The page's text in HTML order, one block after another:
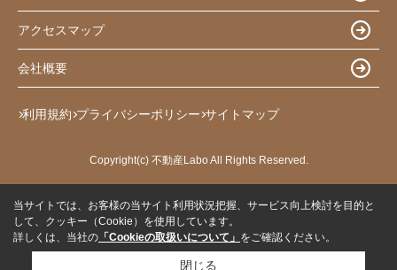
アクセスマップ
会社概要
利用規約 プライバシーポリシー サイトマップ
Copyright(c) 不動産Labo All Rights Reserved.
当サイトでは、お客様の当サイト利用状況把握、サービス向上検討を目的と
して、クッキー（Cookie）を使用しています。
詳しくは、当社の 「Cookieの取扱いについて」 をご確認ください。
閉じる